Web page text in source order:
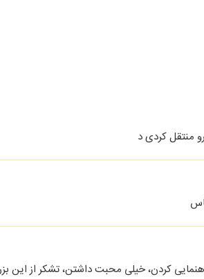
منتقل کردی د
کردن، خیلی محبت داشتن، تشکر از این